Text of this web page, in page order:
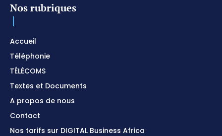
Nos rubriques
Accueil
Téléphonie
TÉLÉCOMS
Textes et Documents
A propos de nous
Contact
Nos tarifs sur DIGITAL Business Africa